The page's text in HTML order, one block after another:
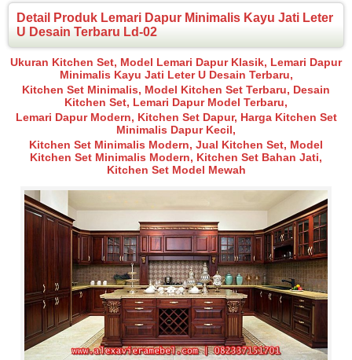
Detail Produk Lemari Dapur Minimalis Kayu Jati Leter
U Desain Terbaru Ld-02
Ukuran Kitchen Set, Model Lemari Dapur Klasik, Lemari Dapur
Minimalis Kayu Jati Leter U Desain Terbaru,
Kitchen Set Minimalis, Model Kitchen Set Terbaru, Desain
Kitchen Set, Lemari Dapur Model Terbaru,
Lemari Dapur Modern, Kitchen Set Dapur, Harga Kitchen Set
Minimalis Dapur Kecil,
Kitchen Set Minimalis Modern, Jual Kitchen Set, Model
Kitchen Set Minimalis Modern, Kitchen Set Bahan Jati,
Kitchen Set Model Mewah